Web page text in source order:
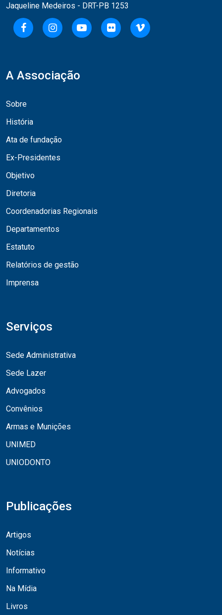
Jaqueline Medeiros - DRT-PB 1253
A Associação
Sobre
História
Ata de fundação
Ex-Presidentes
Objetivo
Diretoria
Coordenadorias Regionais
Departamentos
Estatuto
Relatórios de gestão
Imprensa
Serviços
Sede Administrativa
Sede Lazer
Advogados
Convênios
Armas e Munições
UNIMED
UNIODONTO
Publicações
Artigos
Notícias
Informativo
Na Mídia
Livros